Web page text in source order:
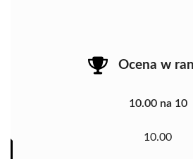
Ocena w
10.00 na 10
10.00